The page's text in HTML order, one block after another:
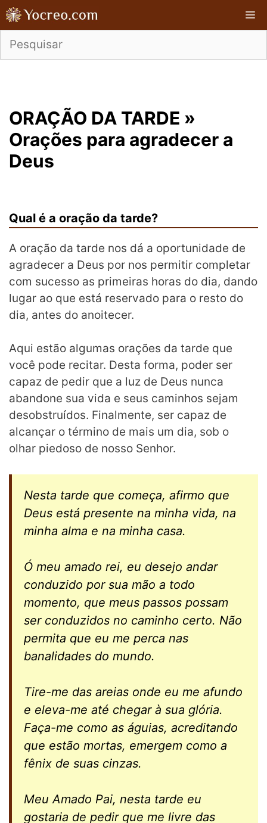
Pular
para
conteúdo
ORAÇÃO DA TARDE »
Orações para agradecer a
Deus
Qual é a oração da tarde?
A oração da tarde nos dá a oportunidade de
agradecer a Deus por nos permitir completar
com sucesso as primeiras horas do dia, dando
lugar ao que está reservado para o resto do
dia, antes do anoitecer.
Aqui estão algumas orações da tarde que
você pode recitar. Desta forma, poder ser
capaz de pedir que a luz de Deus nunca
abandone sua vida e seus caminhos sejam
desobstruídos. Finalmente, ser capaz de
alcançar o término de mais um dia, sob o
olhar piedoso de nosso Senhor.
Nesta tarde que começa, afirmo que
Deus está presente na minha vida, na
minha alma e na minha casa.
Ó meu amado rei, eu desejo andar
conduzido por sua mão a todo
momento, que meus passos possam
ser conduzidos no caminho certo. Não
permita que eu me perca nas
banalidades do mundo.
Tire-me das areias onde eu me afundo
e eleva-me até chegar à sua glória.
Faça-me como as águias, acreditando
que estão mortas, emergem como a
fênix de suas cinzas.
Meu Amado Pai, nesta tarde eu
gostaria de pedir que me livre das